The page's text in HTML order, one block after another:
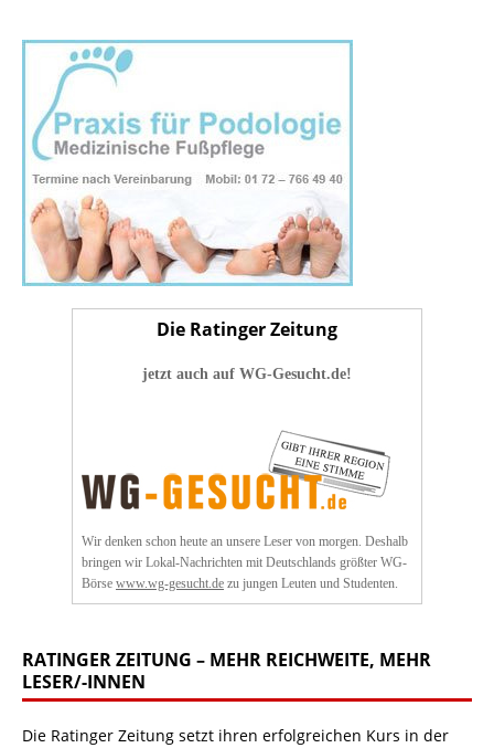
Die Ratinger Zeitung
jetzt auch auf WG-Gesucht.de!
Wir denken schon heute an unsere Leser von morgen. Deshalb
bringen wir Lokal-Nachrichten mit Deutschlands größter WG-
Börse www.wg-gesucht.de zu jungen Leuten und Studenten.
RATINGER ZEITUNG – MEHR REICHWEITE, MEHR
LESER/-INNEN
Die Ratinger Zeitung setzt ihren erfolgreichen Kurs in der